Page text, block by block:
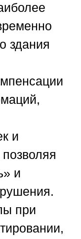
здания
и
и
при